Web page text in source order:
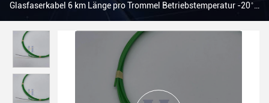
Glasfaserkabel 6 km Länge pro Trommel Betriebstemperatur -20 ̊ +